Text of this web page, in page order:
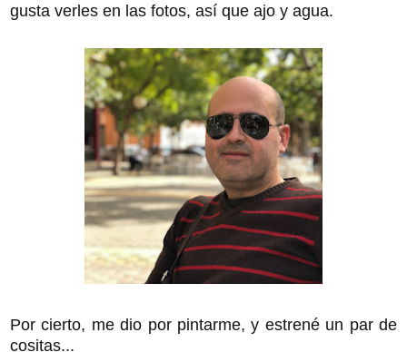
gusta verles en las fotos, así que ajo y agua.
Por cierto, me dio por pintarme, y estrené un par de
cositas...